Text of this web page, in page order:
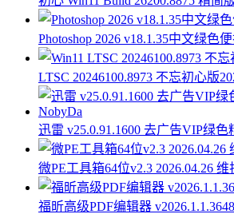
Photoshop 2026 v18.1.35中文绿色
LTSC 20246100.8973 不忘初心版
迅雷 v25.0.91.1600 去广告VIP绿色
微PE工具箱64位v2.3 2026.04.26
福昕高级PDF编辑器